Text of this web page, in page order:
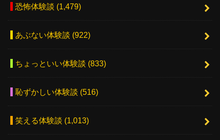
恐怖体験談 (1,479)
あぶない体験談 (922)
ちょっといい体験談 (833)
恥ずかしい体験談 (516)
笑える体験談 (1,013)